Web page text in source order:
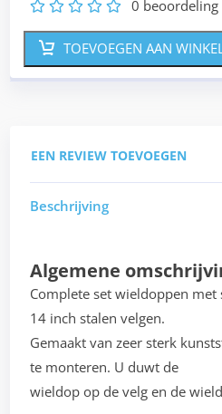
5
4
3
2 0 beoordeling
TOEVOEGEN AAN
EEN REVIEW TOEVOEGEN
Beschrijving
Algemene
Complete set wieldoppen
14 inch stalen velgen.
Gemaakt van zeer sterk
te monteren. U duwt de
wieldop op de velg en de